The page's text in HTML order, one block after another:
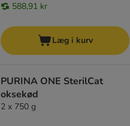
588,91 kr
Læg i kurv
PURINA ONE SterilCat
oksekød
2 x 750 g